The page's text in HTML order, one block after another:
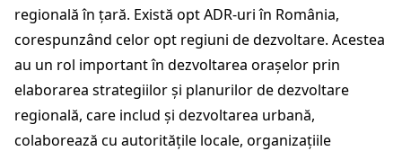
regională în țară. Există opt ADR-uri în România,
corespunzând celor opt regiuni de dezvoltare. Acestea
au un rol important în dezvoltarea orașelor prin
elaborarea strategiilor și planurilor de dezvoltare
regională, care includ și dezvoltarea urbană,
colaborează cu autoritățile locale, organizațiile